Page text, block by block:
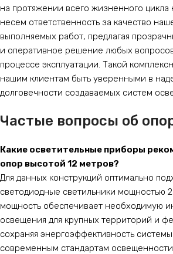
на протяжении всего жизненного цикла
несем ответственность за качество
выполняемых работ, предлагая
и оперативное решение любых
процессе эксплуатации. Такой
нашим клиентам быть уверенными в
долговечности создаваемых систем
Частые вопросы об
Какие осветительные приборы
опор высотой 12 метров?
Для данных конструкций оптимально
светодиодные светильники мощностью
мощность обеспечивает необходимую
освещения для крупных территорий и
сохраняя энергоэффективность
современным стандартам